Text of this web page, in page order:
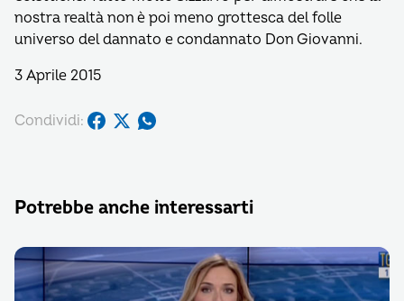
nostra realtà non è poi meno grottesca del folle
universo del dannato e condannato Don Giovanni.
3 Aprile 2015
Condividi:
Potrebbe anche interessarti